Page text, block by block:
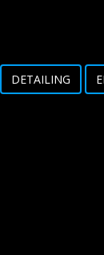
DETAILING